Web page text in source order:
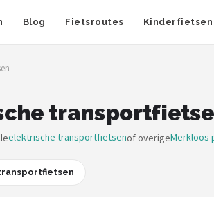
Blog Fietsroutes Kinderfietsen
elektrische transportfietsenof overigeMerkloos